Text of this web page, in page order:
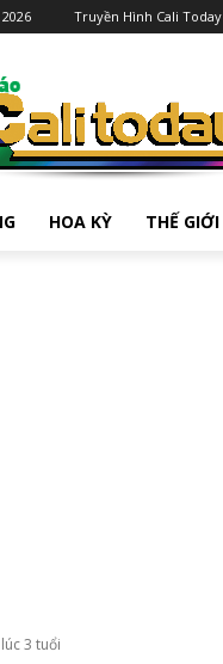
Truyền Hình Cali Today
HOA KỲ THẾ GIỚI
3 tuổi